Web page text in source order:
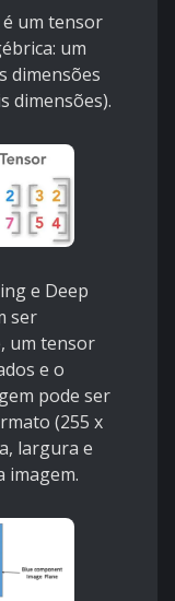
um tensor
um
dimensões
dimensões).
e Deep
ser
um tensor
e o
pode ser
(255 x
largura e
imagem.